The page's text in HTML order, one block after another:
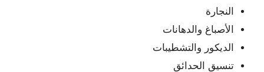
النجارة
الأصباغ والدهانات
الديكور والتشطيبات
تنسيق الحدائق